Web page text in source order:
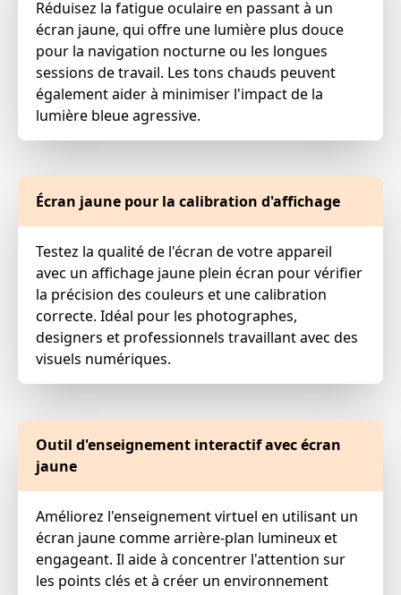
Réduisez la fatigue oculaire en passant à un
écran jaune, qui offre une lumière plus douce
pour la navigation nocturne ou les longues
sessions de travail. Les tons chauds peuvent
également aider à minimiser l'impact de la
lumière bleue agressive.
Écran jaune pour la calibration d'affichage
Testez la qualité de l'écran de votre appareil
avec un affichage jaune plein écran pour vérifier
la précision des couleurs et une calibration
correcte. Idéal pour les photographes,
designers et professionnels travaillant avec des
visuels numériques.
Outil d'enseignement interactif avec écran
jaune
Améliorez l'enseignement virtuel en utilisant un
écran jaune comme arrière-plan lumineux et
engageant. Il aide à concentrer l'attention sur
les points clés et à créer un environnement